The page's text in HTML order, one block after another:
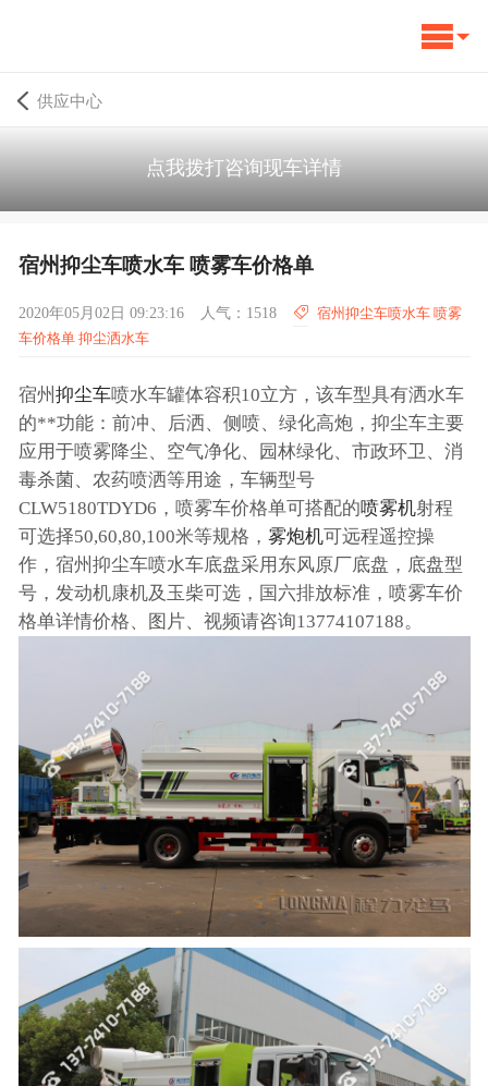
供应中心
点我拨打咨询现车详情
宿州抑尘车喷水车 喷雾车价格单
2020年05月02日 09:23:16 人气：1518
宿州抑尘车喷水车 喷雾
车价格单 抑尘洒水车
宿州 抑尘车喷水车罐体容积10立方，该车型具有洒水车
的**功能：前冲、后洒、侧喷、绿化高炮，抑尘车主要
应用于喷雾降尘、空气净化、园林绿化、市政环卫、消
毒杀菌、农药喷洒等用途，车辆型号
CLW5180TDYD6，喷雾车价格单可搭配的喷雾机射程
可选择50,60,80,100米等规格， 雾炮机可远程遥控操
作，宿州抑尘车喷水车底盘采用东风原厂底盘，底盘型
号，发动机康机及玉柴可选，国六排放标准，喷雾车价
格单详情价格、图片、视频请咨询13774107188。